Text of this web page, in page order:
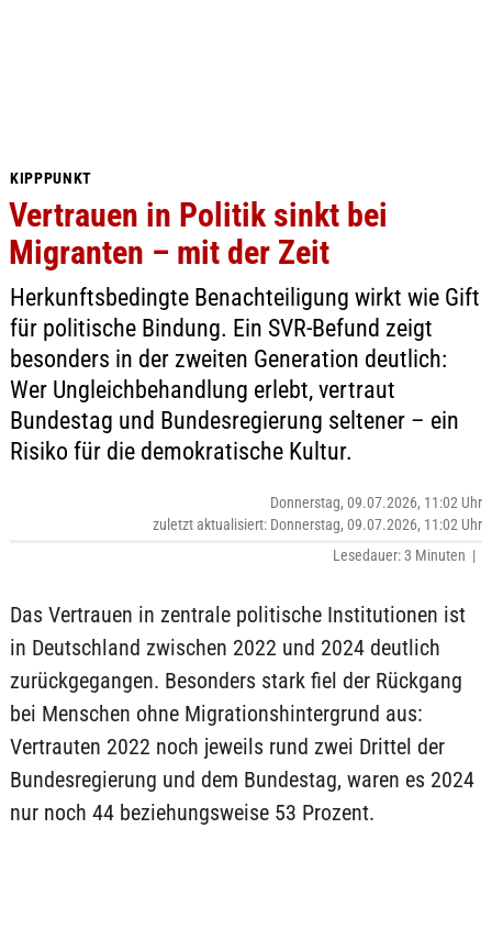
KIPPPUNKT
Vertrauen in Politik sinkt bei
Migranten – mit der Zeit
Herkunftsbedingte Benachteiligung wirkt wie Gift
für politische Bindung. Ein SVR-Befund zeigt
besonders in der zweiten Generation deutlich:
Wer Ungleichbehandlung erlebt, vertraut
Bundestag und Bundesregierung seltener – ein
Risiko für die demokratische Kultur.
Donnerstag, 09.07.2026, 11:02 Uhr
zuletzt aktualisiert: Donnerstag, 09.07.2026, 11:02 Uhr
Lesedauer: 3 Minuten |
Das Vertrauen in zentrale politische Institutionen ist
in Deutschland zwischen 2022 und 2024 deutlich
zurückgegangen. Besonders stark fiel der Rückgang
bei Menschen ohne Migrationshintergrund aus:
Vertrauten 2022 noch jeweils rund zwei Drittel der
Bundesregierung und dem Bundestag, waren es 2024
nur noch 44 beziehungsweise 53 Prozent.